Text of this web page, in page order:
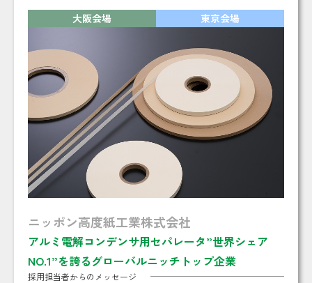
大阪会場 東京会場
ニッポン高度紙工業株式会社
アルミ電解コンデンサ用セパレータ”世界シェア
NO.1”を誇るグローバルニッチトップ企業
採用担当者からのメッセージ